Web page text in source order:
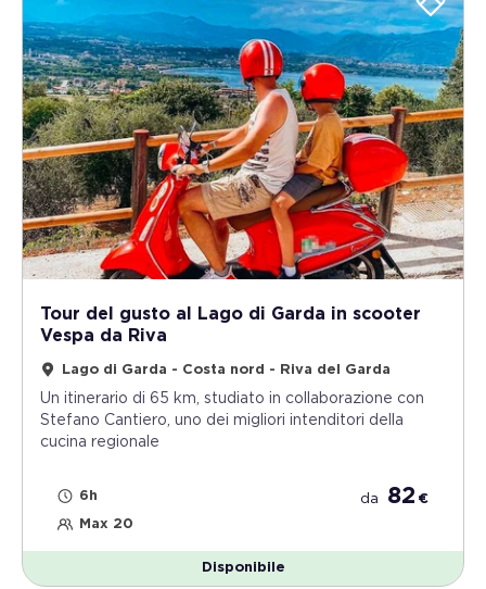
Tour del gusto al Lago di Garda in scooter
Vespa da Riva
Lago di Garda - Costa nord - Riva del Garda
Un itinerario di 65 km, studiato in collaborazione con
Stefano Cantiero, uno dei migliori intenditori della
cucina regionale
6h
Max 20
da 82 €
Disponibile